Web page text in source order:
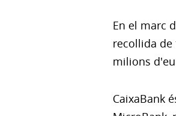
En el marc
recollida de
milions
CaixaBank